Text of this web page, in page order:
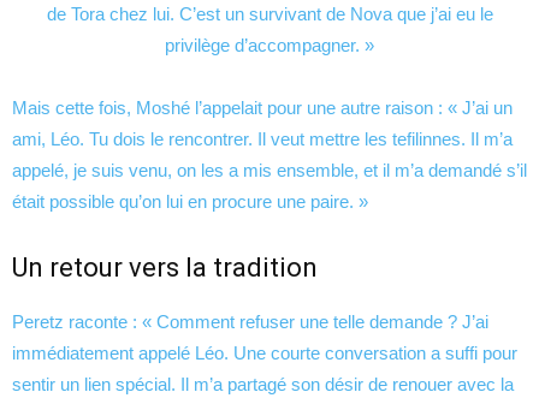
de Tora chez lui. C’est un survivant de Nova que j’ai eu le
privilège d’accompagner. »
Mais cette fois, Moshé l’appelait pour une autre raison : « J’ai un
ami, Léo. Tu dois le rencontrer. Il veut mettre les tefilinnes. Il m’a
appelé, je suis venu, on les a mis ensemble, et il m’a demandé s’il
était possible qu’on lui en procure une paire. »
Un retour vers la tradition
Peretz raconte : « Comment refuser une telle demande ? J’ai
immédiatement appelé Léo. Une courte conversation a suffi pour
sentir un lien spécial. Il m’a partagé son désir de renouer avec la